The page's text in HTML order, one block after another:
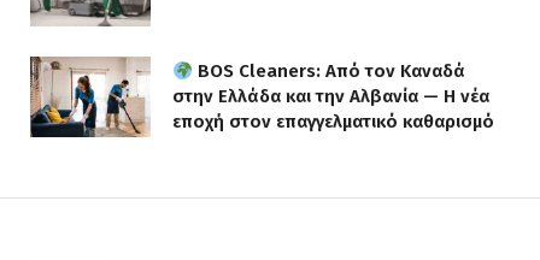
BOS Cleaners: Από τον Καναδά
στην Ελλάδα και την Αλβανία — Η νέα
εποχή στον επαγγελματικό καθαρισμό